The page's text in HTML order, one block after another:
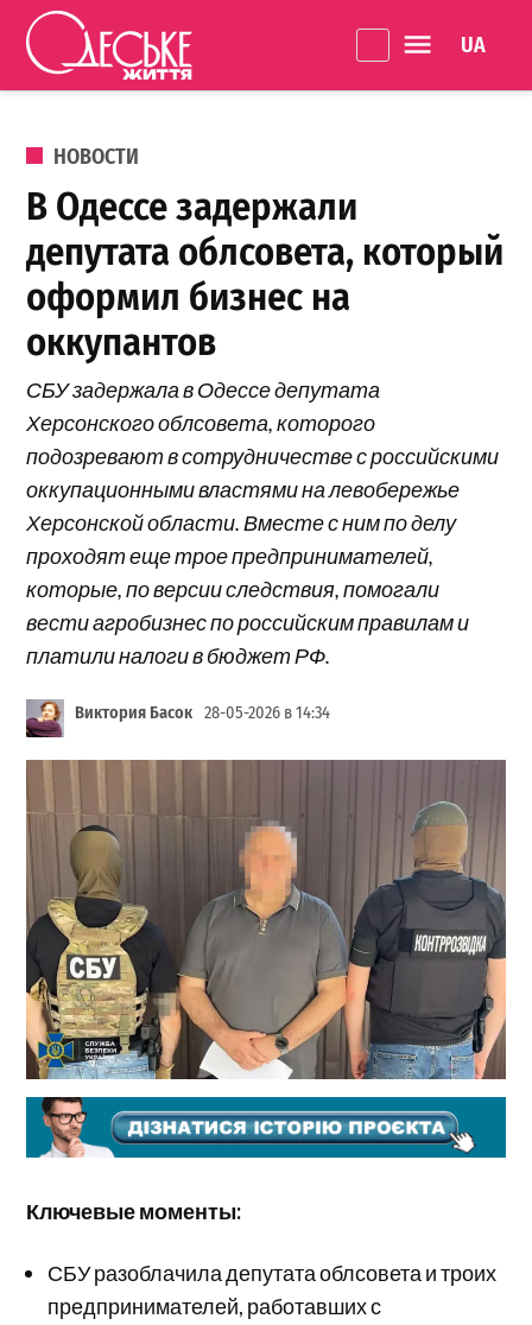
Перейти к содержанию
життя
ОПУБЛИКОВАНО В
НОВОСТИ
В Одессе задержали
депутата облсовета, который
оформил бизнес на
оккупантов
СБУ задержала в Одессе депутата
Херсонского облсовета, которого
подозревают в сотрудничестве с российскими
оккупационными властями на левобережье
Херсонской области. Вместе с ним по делу
проходят еще трое предпринимателей,
которые, по версии следствия, помогали
вести агробизнес по российским правилам и
платили налоги в бюджет РФ.
Виктория Басок 28-05-2026 в 14:34
Ключевые моменты:
СБУ разоблачила депутата облсовета и троих
предпринимателей, работавших с